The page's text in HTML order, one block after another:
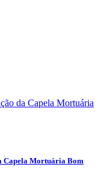
Capela Mortuária Bom